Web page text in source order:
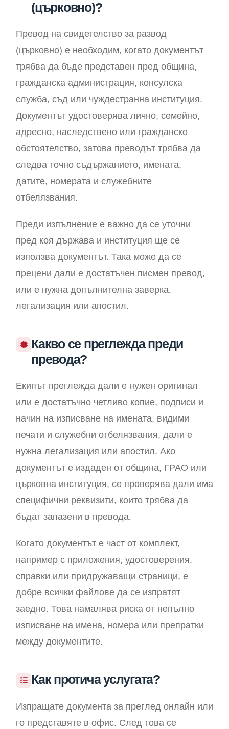
(църковно)?
Превод на свидетелство за развод
(църковно) е необходим, когато документът
трябва да бъде представен пред община,
гражданска администрация, консулска
служба, съд или чуждестранна институция.
Документът удостоверява лично, семейно,
адресно, наследствено или гражданско
обстоятелство, затова преводът трябва да
следва точно съдържанието, имената,
датите, номерата и служебните
отбелязвания.
Преди изпълнение е важно да се уточни
пред коя държава и институция ще се
използва документът. Така може да се
прецени дали е достатъчен писмен превод,
или е нужна допълнителна заверка,
легализация или апостил.
Какво се преглежда преди
превода?
Екипът преглежда дали е нужен оригинал
или е достатъчно четливо копие, подписи и
начин на изписване на имената, видими
печати и служебни отбелязвания, дали е
нужна легализация или апостил. Ако
документът е издаден от община, ГРАО или
църковна институция, се проверява дали има
специфични реквизити, които трябва да
бъдат запазени в превода.
Когато документът е част от комплект,
например с приложения, удостоверения,
справки или придружаващи страници, е
добре всички файлове да се изпратят
заедно. Това намалява риска от непълно
изписване на имена, номера или препратки
между документите.
Как протича услугата?
Изпращате документа за преглед онлайн или
го представяте в офис. След това се